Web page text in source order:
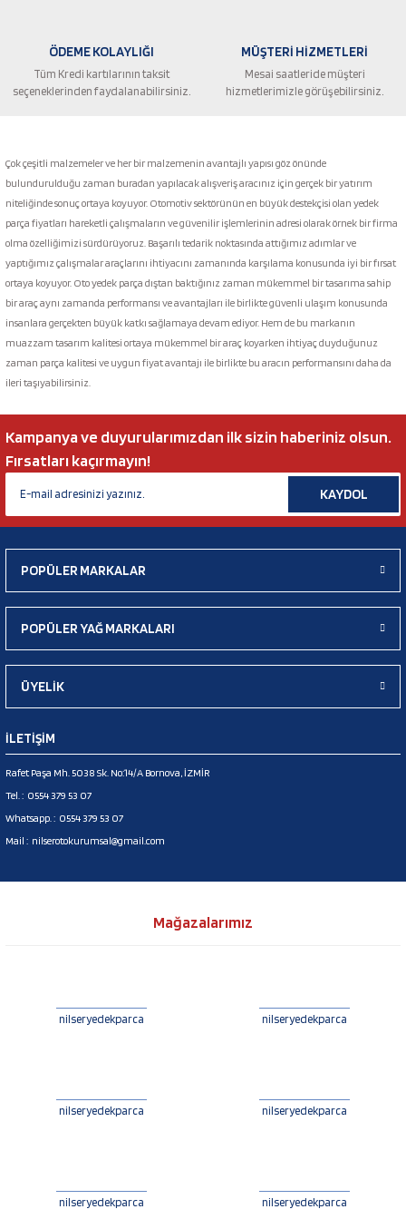
Gönder
ÖDEME KOLAYLIĞI
Tüm Kredi kartılarının taksit
seçeneklerinden faydalanabilirsiniz.
MÜŞTERİ HİZMETLERİ
Mesai saatleride müşteri
hizmetlerimizle görüşebilirsiniz.
Çok çeşitli malzemeler ve her bir malzemenin avantajlı yapısı göz önünde
bulundurulduğu zaman buradan yapılacak alışveriş aracınız için gerçek bir yatırım
niteliğinde sonuç ortaya koyuyor. Otomotiv sektörünün en büyük destekçisi olan yedek
parça fiyatları hareketli çalışmaların ve güvenilir işlemlerinin adresi olarak örnek bir firma
olma özelliğimizi sürdürüyoruz. Başarılı tedarik noktasında attığımız adımlar ve
yaptığımız çalışmalar araçlarını ihtiyacını zamanında karşılama konusunda iyi bir fırsat
ortaya koyuyor. Oto yedek parça dıştan baktığınız zaman mükemmel bir tasarıma sahip
bir araç aynı zamanda performansı ve avantajları ile birlikte güvenli ulaşım konusunda
insanlara gerçekten büyük katkı sağlamaya devam ediyor. Hem de bu markanın
muazzam tasarım kalitesi ortaya mükemmel bir araç koyarken ihtiyaç duyduğunuz
zaman parça kalitesi ve uygun fiyat avantajı ile birlikte bu aracın performansını daha da
ileri taşıyabilirsiniz.
Kampanya ve duyurularımızdan ilk sizin haberiniz olsun.
Fırsatları kaçırmayın!
KAYDOL
POPÜLER MARKALAR
POPÜLER YAĞ MARKALARI
ÜYELİK
İLETİŞİM
Rafet Paşa Mh. 5038 Sk. No:14/A Bornova, İZMİR
Tel. : 0554 379 53 07
Whatsapp. : 0554 379 53 07
Mail : nilserotokurumsal@gmail.com
Mağazalarımız
nilseryedekparca nilseryedekparca
nilseryedekparca nilseryedekparca
nilseryedekparca nilseryedekparca